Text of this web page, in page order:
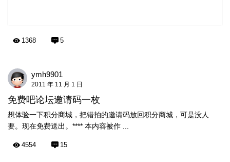
1368 5
ymh9901
2011 年 11 月 1 日
免费吧论坛邀请码一枚
想体验一下积分商城，把错拍的邀请码放回积分商城，可是没人
要。现在免费送出。**** 本内容被作 ...
4554 15